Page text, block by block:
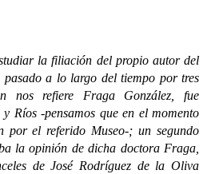
la filiación del propio autor del
pasado a lo largo del tiempo por tres
nos refiere Fraga González, fue
Ríos -pensamos que en el momento
por el referido Museo-; un segundo
la opinión de dicha doctora Fraga,
de José Rodríguez de la Oliva